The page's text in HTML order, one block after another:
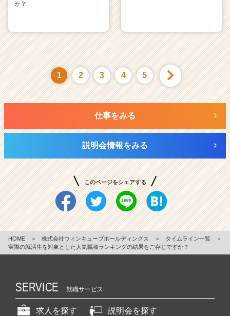
か？
1 2 3 4 5
仕事をみる
説明会情報をみる
このページをシェアする
HOME ＞ 株式会社ウィンキューブホールディングス ＞ タイムライン一覧
＞
実際の就活生を対象とした人気職種ランキングの結果をご存じですか？
SERVICE 就職サービス
求人を探す
説明会を探す